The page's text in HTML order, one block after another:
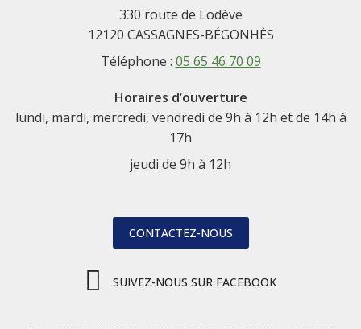
330 route de Lodève
12120 CASSAGNES-BÉGONHÈS
Téléphone : 05 65 46 70 09
Horaires d’ouverture
lundi, mardi, mercredi, vendredi de 9h à 12h et de 14h à
17h
jeudi de 9h à 12h
CONTACTEZ-NOUS
SUIVEZ-NOUS SUR FACEBOOK